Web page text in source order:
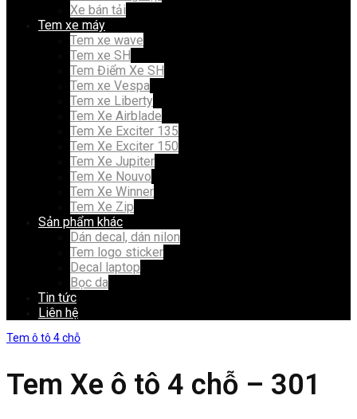
Xe bán tải
Tem xe máy
Tem xe wave
Tem xe SH
Tem Điểm Xe SH
Tem xe Vespa
Tem xe Liberty
Tem Xe Airblade
Tem Xe Exciter 135
Tem Xe Exciter 150
Tem Xe Jupiter
Tem Xe Nouvo
Tem Xe Winner
Tem Xe Zip
Sản phẩm khác
Dán decal, dán nilon
Tem logo sticker
Decal laptop
Bọc da
Tin tức
Liên hệ
Tem ô tô 4 chỗ
Tem Xe ô tô 4 chỗ – 301